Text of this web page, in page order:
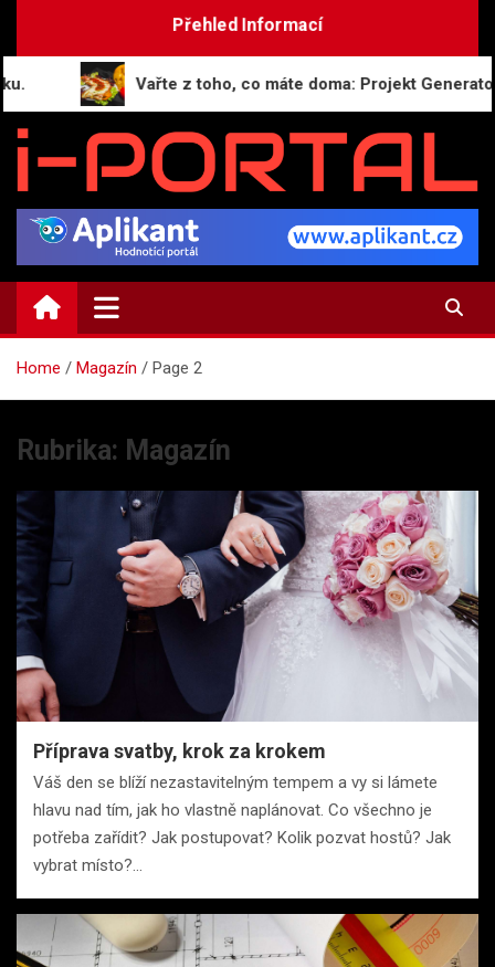
Přehled Informací
Vařte z toho, co máte doma: Projekt
i-PORTAL.CZ
Public relations | Informační portál
Home Magazín Page 2
Rubrika: Magazín
Příprava svatby, krok za krokem
Váš den se blíží nezastavitelným tempem a vy si lámete
hlavu nad tím, jak ho vlastně naplánovat. Co všechno je
potřeba zařídit? Jak postupovat? Kolik pozvat hostů? Jak
vybrat místo?…